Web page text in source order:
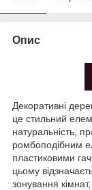
Опис
Декоративні
це стильний
натуральність,
ромбоподібним
пластиковими
цьому
зонування